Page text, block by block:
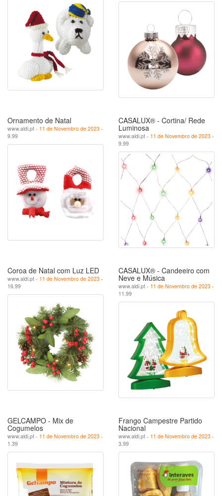
Ornamento de Natal
www.aldi.pt - 11 de Novembro de 2023 -
9.99
CASALUX® - Cortina/ Rede
Luminosa
www.aldi.pt - 11 de Novembro de 2023 -
9.99
Coroa de Natal com Luz LED
www.aldi.pt - 11 de Novembro de 2023 -
16.99
CASALUX® - Candeeiro com
Neve e Música
www.aldi.pt - 11 de Novembro de 2023 -
11.99
GELCAMPO - Mix de
Cogumelos
www.aldi.pt - 11 de Novembro de 2023 -
1.39
Frango Campestre Partido
Nacional
www.aldi.pt - 11 de Novembro de 2023 -
3.99